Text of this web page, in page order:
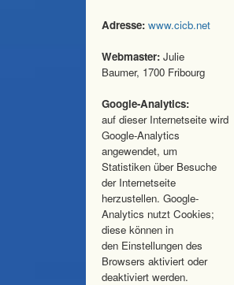
Adresse: www.cicb.net
Webmaster: Julie
Baumer, 1700 Fribourg
Google-Analytics:
auf dieser Internetseite wird
Google-Analytics
angewendet, um
Statistiken über Besuche
der Internetseite
herzustellen. Google-
Analytics nutzt Cookies;
diese können in
den Einstellungen des
Browsers aktiviert oder
deaktiviert werden.